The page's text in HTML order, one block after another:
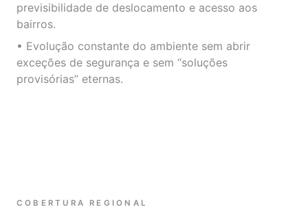
previsibilidade de deslocamento e acesso aos
bairros.
• Evolução constante do ambiente sem abrir
exceções de segurança e sem “soluções
provisórias” eternas.
COBERTURA REGIONAL